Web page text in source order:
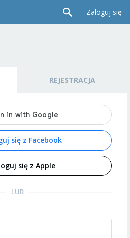
Zaloguj się
REJESTRACJA
się z Facebook
się z Apple
LUB